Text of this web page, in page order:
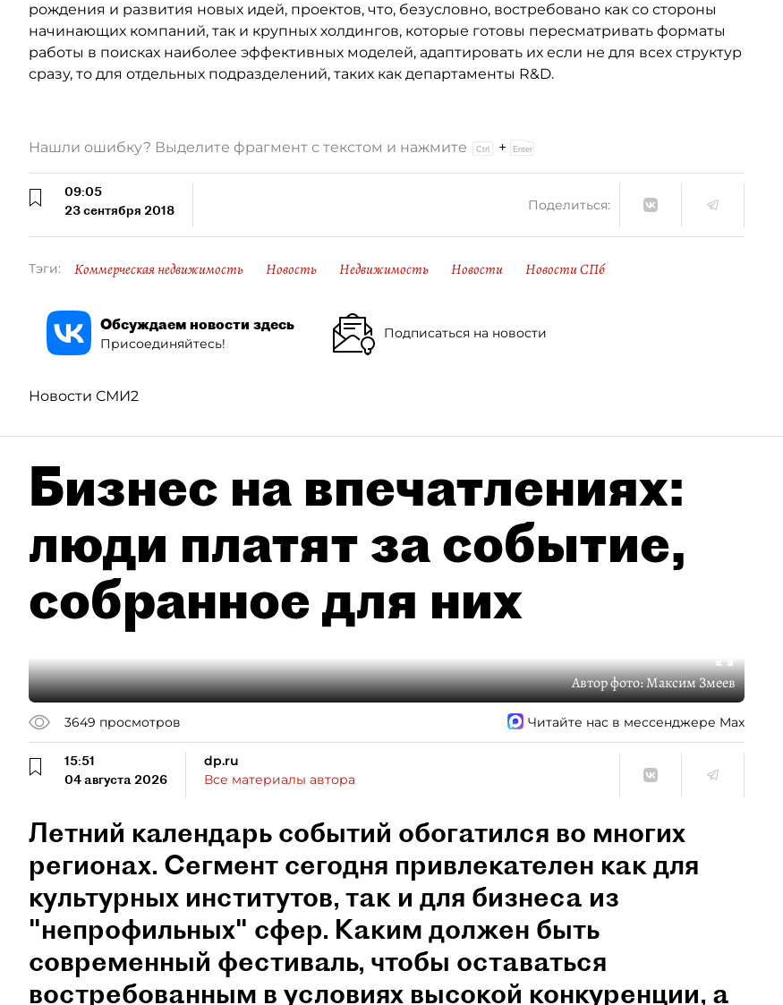
рождения и развития новых идей, проектов, что, безусловно, востребовано как со стороны
начинающих компаний, так и крупных холдингов, которые готовы пересматривать форматы
работы в поисках наиболее эффективных моделей, адаптировать их если не для всех структур
сразу, то для отдельных подразделений, таких как департаменты R&D.
Нашли ошибку? Выделите фрагмент с текстом и нажмите +
09:05
23 сентября 2018
Поделиться:
Тэги: Коммерческая недвижимость Новость Недвижимость Новости Новости СПб
Обсуждаем новости здесь
Присоединяйтесь!
Подписаться на новости
Новости СМИ2
Бизнес на впечатлениях:
люди платят за событие,
собранное для них
Автор фото:Максим Змеев
3649 просмотров Читайте нас в мессенджере Max
15:51
04 августа 2026
dp.ru
Все материалы автора
Летний календарь событий обогатился во многих
регионах. Сегмент сегодня привлекателен как для
культурных институтов, так и для бизнеса из
"непрофильных" сфер. Каким должен быть
современный фестиваль, чтобы оставаться
востребованным в условиях высокой конкуренции, а